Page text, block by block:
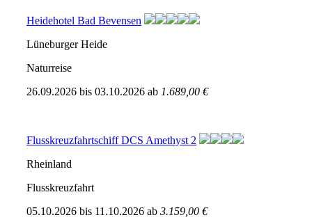
Heidehotel Bad Bevensen
Lüneburger Heide
Naturreise
26.09.2026 bis 03.10.2026 ab 1.689,00 €
Flusskreuzfahrtschiff DCS Amethyst 2
Rheinland
Flusskreuzfahrt
05.10.2026 bis 11.10.2026 ab 3.159,00 €